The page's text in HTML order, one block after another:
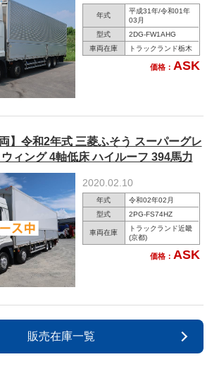
年式
平成31年/令和01年
03月
型式
2DG-FW1AHG
車両在庫
トラックランド栃木
価格： ASK
】令和2年式 三菱ふそう スーパーグレ
ィング 4軸低床 ハイルーフ 394馬力
2020.02.10
年式
令和02年02月
型式
2PG-FS74HZ
車両在庫
トラックランド近畿
(京都)
価格： ASK
販売在庫一覧